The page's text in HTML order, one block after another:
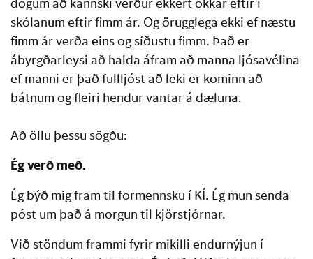
skólanum eftir fimm ár. Og örugglega ekki ef næstu
fimm ár verða eins og síðustu fimm. Það er
ábyrgðarleysi að halda áfram að manna ljósavélina
ef manni er það fullljóst að leki er kominn að
bátnum og fleiri hendur vantar á dæluna.
Að öllu þessu sögðu:
Ég verð með.
Ég býð mig fram til formennsku í KÍ. Ég mun senda
póst um það á morgun til kjörstjórnar.
Við stöndum frammi fyrir mikilli endurnýjun í